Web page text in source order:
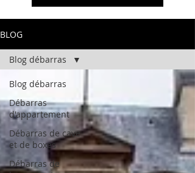
BLOG
Blog débarras
Débarras
d'appartement
Débarras de cave
et de boxes
Débarras de
Blog débarras